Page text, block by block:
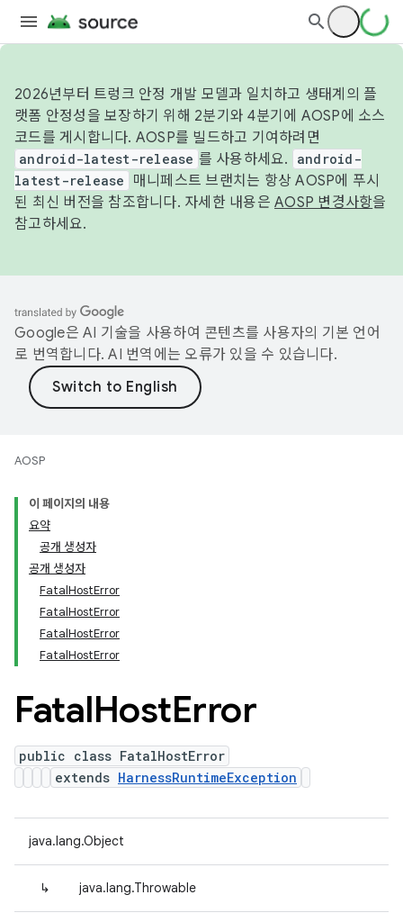
2026년부터 트렁크 안정 개발 모델과 일치하고 생태계의 플
랫폼 안정성을 보장하기 위해 2분기와 4분기에 AOSP에 소스
코드를 게시합니다. AOSP를 빌드하고 기여하려면
android-latest-release 를 사용하세요.
android-
latest-release
매니페스트 브랜치는 항상 AOSP에 푸시
된 최신 버전을 참조합니다. 자세한 내용은 AOSP 변경사항을
참고하세요.
Google은 AI 기술을 사용하여 콘텐츠를 사용자의 기본 언어
로 번역합니다. AI 번역에는 오류가 있을 수 있습니다.
AOSP
이 페이지의 내용
요약
공개 생성자
공개 생성자
FatalHostError
FatalHostError
FatalHostError
FatalHostError
FatalHostError
public class FatalHostError
extends HarnessRuntimeException
java.lang.Object
↳ java.lang.Throwable